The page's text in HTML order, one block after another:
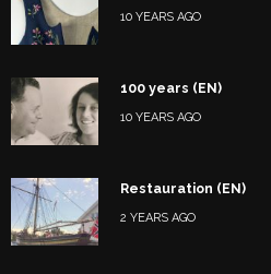
10 YEARS AGO
100 years (EN)
10 YEARS AGO
Restauration (EN)
2 YEARS AGO